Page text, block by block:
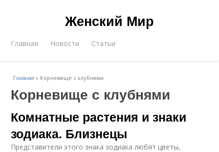
Женский Мир
Главная Новости Статьи
Главная » Корневище с клубнями
Корневище с клубнями
Комнатные растения и знаки
зодиака. Близнецы
Представители этого знака зодиака любят цветы,